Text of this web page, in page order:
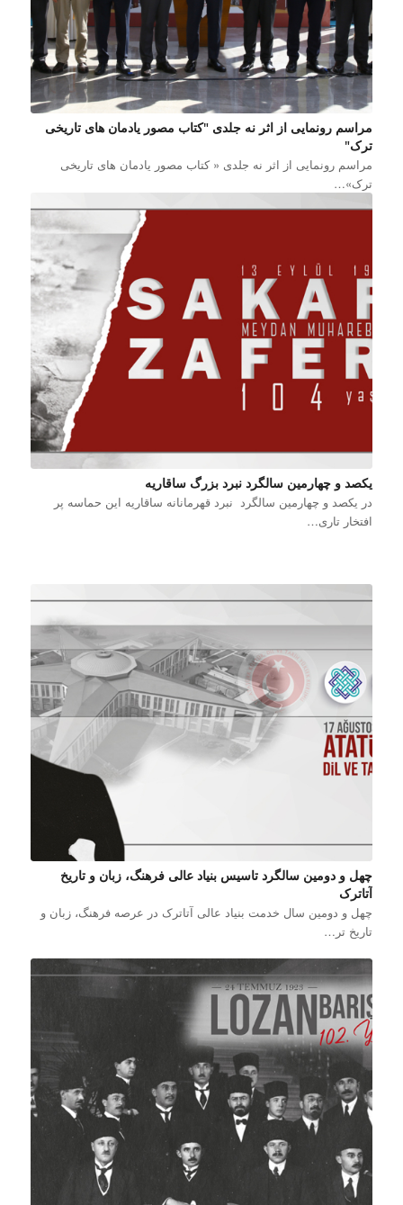
مراسم رونمایی از اثر نه جلدی "کتاب مصور یادمان های تاریخی
ترک"
مراسم رونمایی از اثر نه جلدی « کتاب مصور یادمان های تاریخی
ترک»…
یکصد و چهارمین سالگرد نبرد بزرگ ساقاریه
در یکصد و چهارمین سالگرد نبرد قهرمانانه ساقاریه این حماسه پر
افتخار تاری…
چهل و دومین سالگرد تاسیس بنیاد عالی فرهنگ، زبان و تاریخ
آتاترک
چهل و دومین سال خدمت بنیاد عالی آتاترک در عرصه فرهنگ، زبان و
تاریخ تر…